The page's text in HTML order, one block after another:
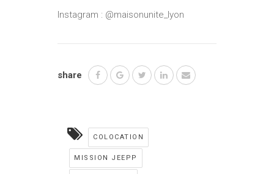
Instagram : @maisonunite_lyon
share
COLOCATION
MISSION JEEPP